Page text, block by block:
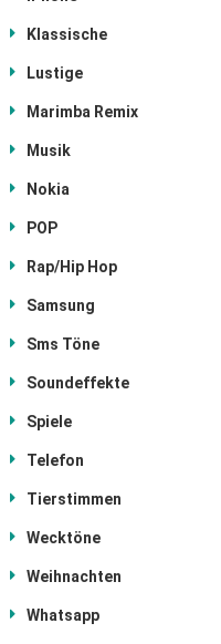
Klassische
Lustige
Marimba Remix
Musik
Nokia
POP
Rap/Hip Hop
Samsung
Sms Töne
Soundeffekte
Spiele
Telefon
Tierstimmen
Wecktöne
Weihnachten
Whatsapp